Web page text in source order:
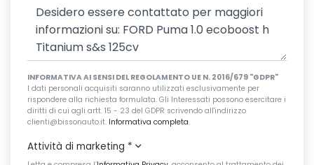
INFORMATIVA AI SENSI DEL REGOLAMENTO UE N. 2016/679 "GDPR"
I dati personali acquisiti saranno utilizzati esclusivamente per
rispondere alla richiesta formulata. Gli Interessati possono esercitare i
diritti di cui agli artt. 15 - 23 del GDPR scrivendo all'indirizzo
clienti@bissonauto.it. Informativa completa.
Attività di marketing *